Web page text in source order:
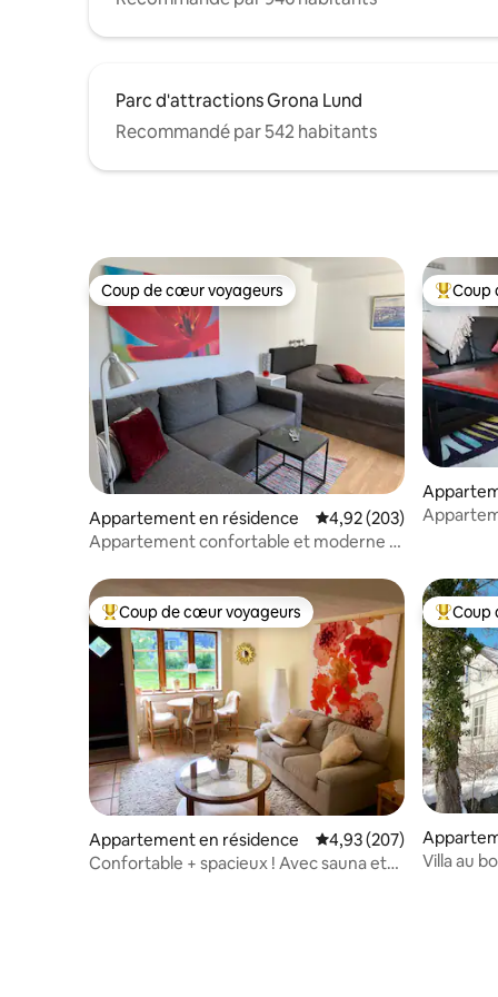
Parc d'attractions Grona Lund
Recommandé par 542 habitants
Coup de cœur voyageurs
Coup de cœur voyageurs
Appartement en résidence Évaluation moyenne
4,92 (203)
Appartement confortable et moderne à
Coups
Coup
Coups de cœur voyageurs les plus appréciés
Coup de cœur voyageurs
Appartement en résidence Évaluation moyenne
4,93 (207)
Confortable + spacieux ! Avec sauna et
Coups
Coup
Villa au